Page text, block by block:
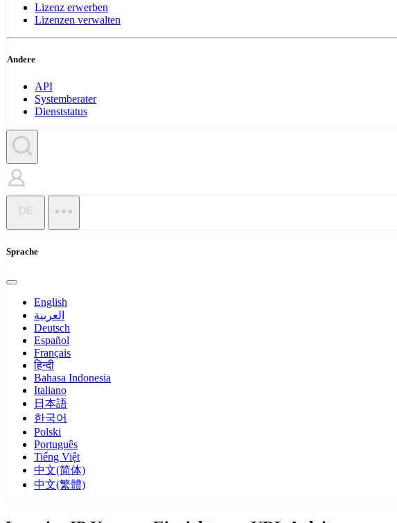
Lizenz erwerben
Lizenzen verwalten
Andere
API
Systemberater
Dienststatus
DE
Sprache
English
العربية
Deutsch
Español
Français
हिन्दी
Bahasa Indonesia
Italiano
日本語
한국어
Polski
Português
Tiếng Việt
中文(简体)
中文(繁體)